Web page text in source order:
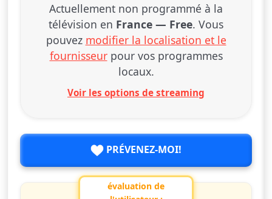
Actuellement non programmé à la
télévision en France — Free. Vous
pouvez modifier la localisation et le
fournisseurpour vos programmes
locaux.
Voir les options de streaming
PRÉVENEZ-MOI!
évaluation de